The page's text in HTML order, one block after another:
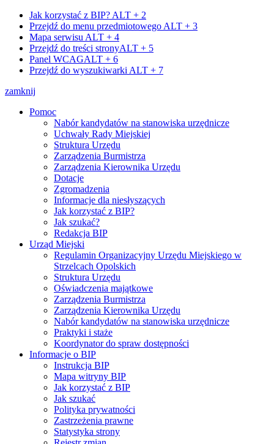
Jak korzystać z BIP? ALT + 2
Przejdź do menu przedmiotowego ALT + 3
Mapa serwisu ALT + 4
Przejdź do treści stronyALT + 5
Panel WCAGALT + 6
Przejdź do wyszukiwarki ALT + 7
zamknij
Pomoc
Nabór kandydatów na stanowiska urzędnicze
Uchwały Rady Miejskiej
Struktura Urzędu
Zarządzenia Burmistrza
Zarządzenia Kierownika Urzędu
Dotacje
Zgromadzenia
Informacje dla niesłyszących
Jak korzystać z BIP?
Jak szukać?
Redakcja BIP
Urząd Miejski
Regulamin Organizacyjny Urzędu Miejskiego w
Strzelcach Opolskich
Struktura Urzędu
Oświadczenia majątkowe
Zarządzenia Burmistrza
Zarządzenia Kierownika Urzędu
Nabór kandydatów na stanowiska urzędnicze
Praktyki i staże
Koordynator do spraw dostępności
Informacje o BIP
Instrukcja BIP
Mapa witryny BIP
Jak korzystać z BIP
Jak szukać
Polityka prywatności
Zastrzeżenia prawne
Statystyka strony